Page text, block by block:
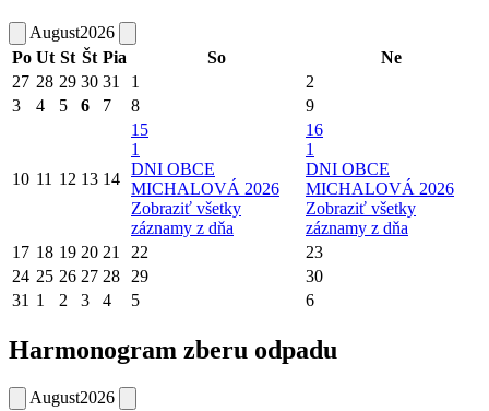
August2026
Po Ut St Št Pia So
Ne
27 28 29 30 31 1
2
3
4 5 6 7 8 9
10 11 12 13 14
15
1
DNI OBCE
MICHALOVÁ 2026
Zobraziť všetky
záznamy z dňa
16
1
DNI OBCE
MICHALOVÁ 2026
Zobraziť všetky
záznamy z dňa
17 18 19 20 21 22
23
24 25 26 27 28 29
30
31 1 2 3 4 5 6
Harmonogram zberu odpadu
August2026